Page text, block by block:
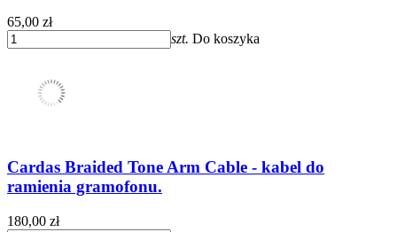
65,00 zł
szt. Do koszyka
Cardas Braided Tone Arm Cable - kabel do
ramienia gramofonu.
180,00 zł